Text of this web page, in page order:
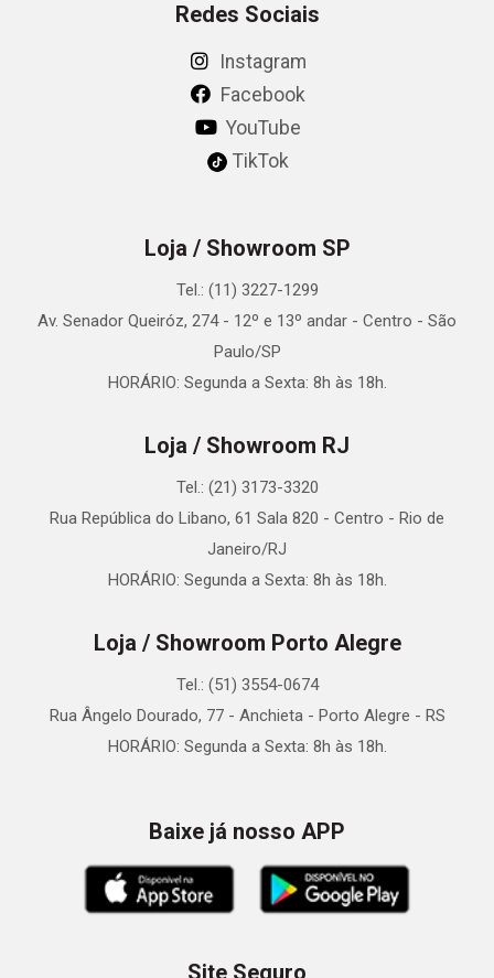
Redes Sociais
Instagram
Facebook
YouTube
TikTok
Loja / Showroom SP
Tel.: (11) 3227-1299
Av. Senador Queiróz, 274 - 12º e 13º andar - Centro - São
Paulo/SP
HORÁRIO: Segunda a Sexta: 8h às 18h.
Loja / Showroom RJ
Tel.: (21) 3173-3320
Rua República do Libano, 61 Sala 820 - Centro - Rio de
Janeiro/RJ
HORÁRIO: Segunda a Sexta: 8h às 18h.
Loja / Showroom Porto Alegre
Tel.: (51) 3554-0674
Rua Ângelo Dourado, 77 - Anchieta - Porto Alegre - RS
HORÁRIO: Segunda a Sexta: 8h às 18h.
Baixe já nosso APP